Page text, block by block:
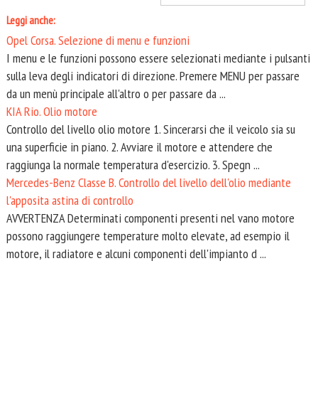
Leggi anche:
Opel Corsa. Selezione di menu e funzioni
I menu e le funzioni possono essere selezionati mediante i pulsanti
sulla leva degli indicatori di direzione. Premere MENU per passare
da un menù principale all'altro o per passare da ...
KIA Rio. Olio motore
Controllo del livello olio motore 1. Sincerarsi che il veicolo sia su
una superficie in piano. 2. Avviare il motore e attendere che
raggiunga la normale temperatura d'esercizio. 3. Spegn ...
Mercedes-Benz Classe B. Controllo del livello dell'olio mediante
l'apposita astina di controllo
AVVERTENZA Determinati componenti presenti nel vano motore
possono raggiungere temperature molto elevate, ad esempio il
motore, il radiatore e alcuni componenti dell'impianto d ...